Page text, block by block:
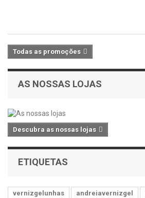
Todas as promoções
AS NOSSAS LOJAS
Descubra as nossas lojas
ETIQUETAS
vernizgelunhas andreiavernizgel